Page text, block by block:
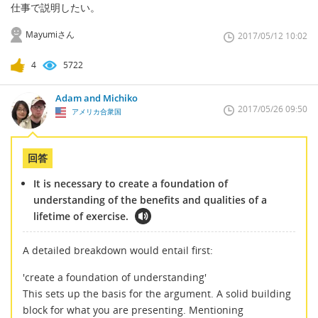
仕事で説明したい。
Mayumiさん 2017/05/12 10:02
4 5722
Adam and Michiko
アメリカ合衆国 2017/05/26 09:50
回答
It is necessary to create a foundation of
understanding of the benefits and qualities of a
lifetime of exercise.
A detailed breakdown would entail first:
'create a foundation of understanding'
This sets up the basis for the argument. A solid building
block for what you are presenting. Mentioning